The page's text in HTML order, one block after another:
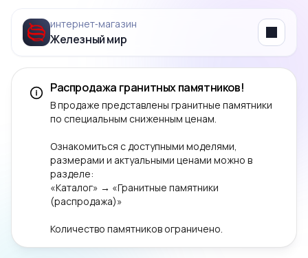
интернет‑магазин
Железный мир Menu
Распродажа гранитных памятников!
В продаже представлены гранитные памятники
по специальным сниженным ценам.
Ознакомиться с доступными моделями,
размерами и актуальными ценами можно в
разделе:
«Каталог» → «Гранитные памятники
(распродажа)»
Количество памятников ограничено.